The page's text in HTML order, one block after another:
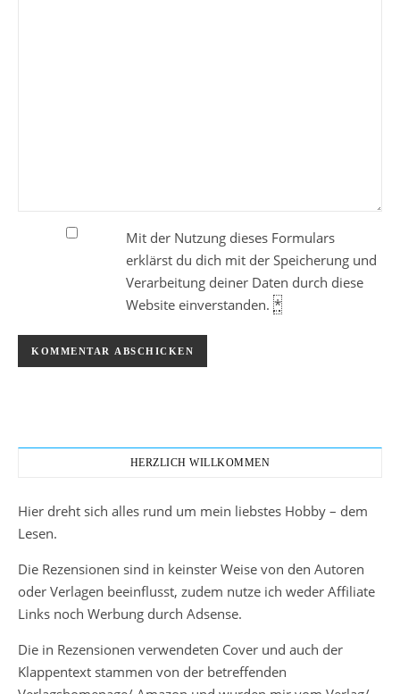
Mit der Nutzung dieses Formulars
erklärst du dich mit der Speicherung und
Verarbeitung deiner Daten durch diese
Website einverstanden. *
HERZLICH WILLKOMMEN
Hier dreht sich alles rund um mein liebstes Hobby – dem
Lesen.
Die Rezensionen sind in keinster Weise von den Autoren
oder Verlagen beeinflusst, zudem nutze ich weder Affiliate
Links noch Werbung durch Adsense.
Die in Rezensionen verwendeten Cover und auch der
Klappentext stammen von der betreffenden